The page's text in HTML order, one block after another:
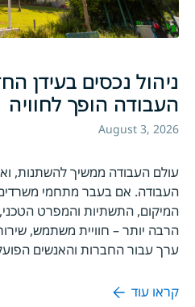
ניהול נכסים בעידן
העבודה הופך לחוויה
August 3, 2026
עולם העבודה ממשיך להשתנות,
העבודה. אם בעבר מתחמי משרדים
המיקום, התשתיות והמפרט
הרבה יותר – חוויית משתמש,
ערך עבור החברות והאנשים
קראו עוד